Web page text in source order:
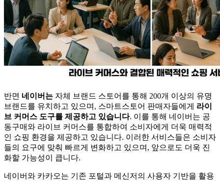
반면 네이버는 자체 브랜드 스토어를 통해 200개 이상의 유명
브랜드를 유치하고 있으며, 스마트스토어 판매자들에게 라이
브 커머스 도구를 제공하고 있습니다. 이를 통해 네이버는 공
동구매와 라이브 커머스를 통합하여 소비자에게 더욱 매력적
인 쇼핑 환경을 제공하고 있습니다. 이러한 서비스들은 소비자
들의 요구에 맞춰 빠르게 변화하고 있으며, 앞으로도 더욱 진
화할 가능성이 큽니다.
네이버와 카카오는 기존 포털과 메신저의 사용자 기반을 활용